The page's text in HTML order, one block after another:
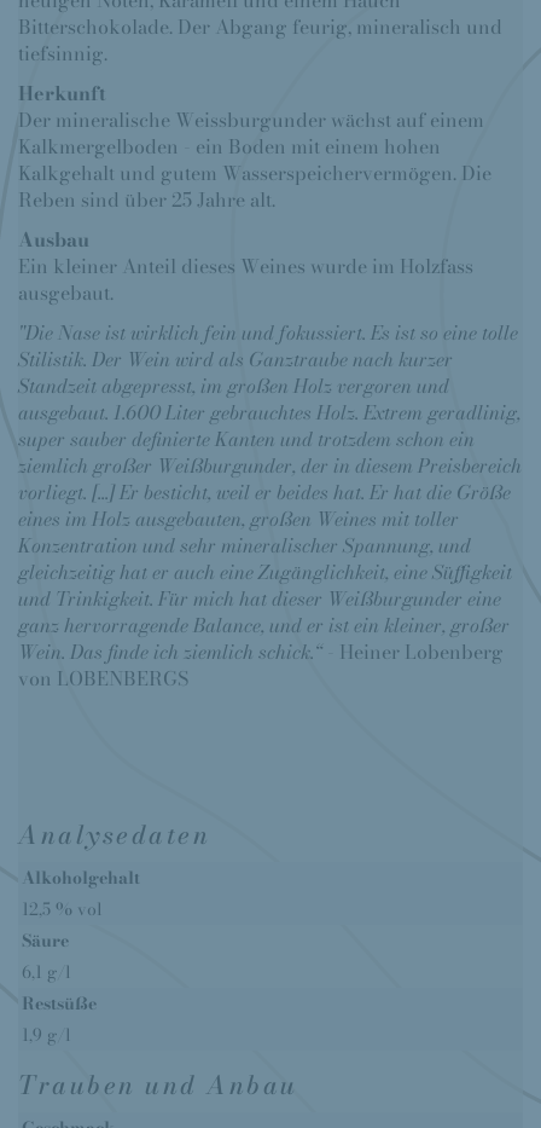
Bitterschokolade. Der Abgang feurig, mineralisch und
tiefsinnig.
Herkunft
Der mineralische Weissburgunder wächst auf einem
Kalkmergelboden - ein Boden mit einem hohen
Kalkgehalt und gutem Wasserspeichervermögen. Die
Reben sind über 25 Jahre alt.
Ausbau
Ein kleiner Anteil dieses Weines wurde im Holzfass
ausgebaut.
"Die Nase ist wirklich fein und fokussiert. Es ist so eine tolle
Stilistik. Der Wein wird als Ganztraube nach kurzer
Standzeit abgepresst, im großen Holz vergoren und
ausgebaut. 1.600 Liter gebrauchtes Holz. Extrem geradlinig,
super sauber definierte Kanten und trotzdem schon ein
ziemlich großer Weißburgunder, der in diesem Preisbereich
vorliegt. [...] Er besticht, weil er beides hat. Er hat die Größe
eines im Holz ausgebauten, großen Weines mit toller
Konzentration und sehr mineralischer Spannung, und
gleichzeitig hat er auch eine Zugänglichkeit, eine Süffigkeit
und Trinkigkeit. Für mich hat dieser Weißburgunder eine
ganz hervorragende Balance, und er ist ein kleiner, großer
Wein. Das finde ich ziemlich schick.“ - Heiner Lobenberg
von LOBENBERGS
Analysedaten
Alkoholgehalt
12,5 % vol
Säure
6,1 g/l
Restsüße
1,9 g/l
Trauben und Anbau